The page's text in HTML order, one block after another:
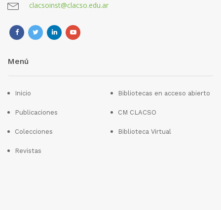
clacsoinst@clacso.edu.ar
Menú
Inicio
Publicaciones
Colecciones
Revistas
Bibliotecas en acceso abierto
CM CLACSO
Biblioteca Virtual